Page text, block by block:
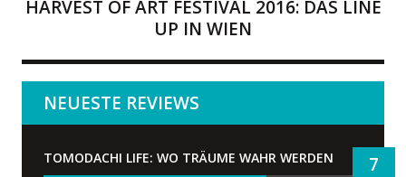
HARVEST OF ART FESTIVAL 2016: DAS LINE
UP IN WIEN
NEUESTE REVIEWS
TOMODACHI LIFE: WO TRÄUME WAHR WERDEN 7